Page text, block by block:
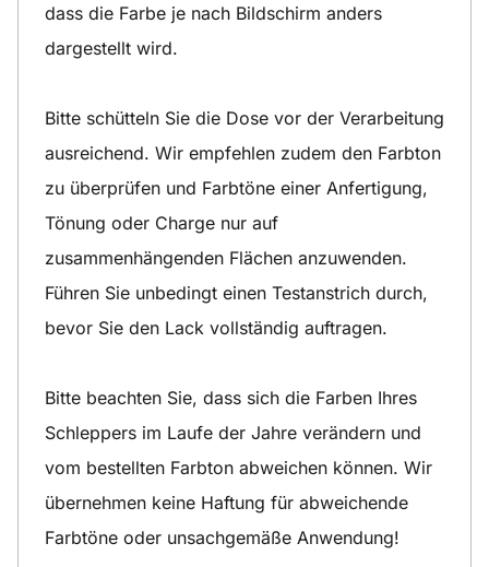
dass die Farbe je nach Bildschirm anders
dargestellt wird.
Bitte schütteln Sie die Dose vor der Verarbeitung
ausreichend. Wir empfehlen zudem den Farbton
zu überprüfen und Farbtöne einer Anfertigung,
Tönung oder Charge nur auf
zusammenhängenden Flächen anzuwenden.
Führen Sie unbedingt einen Testanstrich durch,
bevor Sie den Lack vollständig auftragen.
Bitte beachten Sie, dass sich die Farben Ihres
Schleppers im Laufe der Jahre verändern und
vom bestellten Farbton abweichen können. Wir
übernehmen keine Haftung für abweichende
Farbtöne oder unsachgemäße Anwendung!